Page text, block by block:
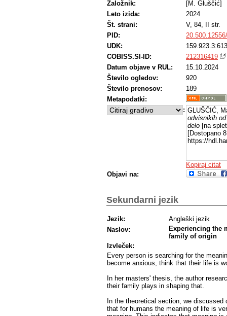
Ugotovili smo, da se je smisel življenja
odhodu iz skupnosti kot tudi v času
pri bivših odvisnikih od drog sicer
da ga niso imeli, ali pa da so jim bile
pomembni odnosi; lahko se spreminja
ki so jim pomagali pri iskanju smisla
pomagala skupnost in odnosi z ljudmi,
celo prisilila, da se gredo zdravit.
pomagala v iskanju in spremembi
našli ali pa spremenili. Ugotovili smo,
skupnosti in so lahko našli smisel, ki je
trenutki, ki se jih prej niso zavedali.
Ugotovili smo, da lahko bivši odvisniki
disfunkcionalnih družin; lahko izhajajo
raziskave ni mogoče posplošiti, ker
drugi bivši odvisniki in odvisnice
Moje raziskovanje je le priloga tej temi
je lahko del bolj obsežnega
Založnik:
[M. Gluščić]
Leto izida:
2024
Št. strani:
V, 84, II str.
PID:
UDK:
COBISS.SI-ID:
212316419
Datum objave v RUL:
15.10.2024
Število ogledov:
920
Število prenosov:
189
Metapodatki:
: GLUŠČIĆ,
odvisnikih
delo [na
[Dostopano
https://
Kopiraj citat
Objavi na:
Sekundarni jezik
Jezik:
Angleški jezik
Naslov:
Experiencing the
family of origin
Izvleček:
Every person is searching for the
become anxious, think that their life is
In her masters' thesis, the author
their family plays in shaping that.
In the theoretical section, we
that for humans the meaning of life is